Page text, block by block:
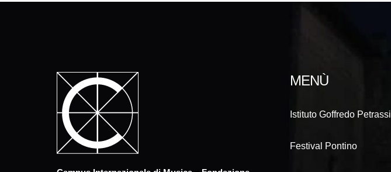
MENÙ
Istituto Goffredo Petrassi
Festival Pontino